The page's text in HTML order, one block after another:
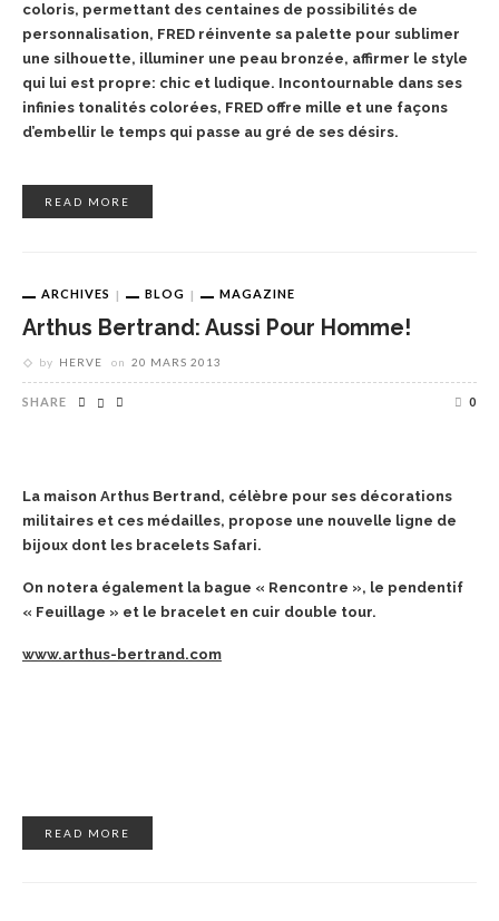
coloris, permettant des centaines de possibilités de
personnalisation, FRED réinvente sa palette pour sublimer
une silhouette, illuminer une peau bronzée, affirmer le style
qui lui est propre: chic et ludique. Incontournable dans ses
infinies tonalités colorées, FRED offre mille et une façons
d’embellir le temps qui passe au gré de ses désirs.
READ MORE
ARCHIVES BLOG MAGAZINE
Arthus Bertrand: Aussi Pour Homme!
by HERVE on 20 MARS 2013
SHARE 0
La maison Arthus Bertrand, célèbre pour ses décorations
militaires et ces médailles, propose une nouvelle ligne de
bijoux dont les bracelets Safari.
On notera également la bague « Rencontre », le pendentif
« Feuillage » et le bracelet en cuir double tour.
www.arthus-bertrand.com
READ MORE